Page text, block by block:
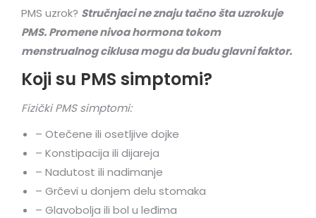
PMS uzrok? Stručnjaci ne znaju tačno šta uzrokuje
PMS. Promene nivoa hormona tokom
menstrualnog ciklusa mogu da budu glavni faktor.
Koji su PMS simptomi?
Fizički PMS simptomi:
– Otečene ili osetljive dojke
– Konstipacija ili dijareja
– Nadutost ili nadimanje
– Grčevi u donjem delu stomaka
– Glavobolja ili bol u leđima